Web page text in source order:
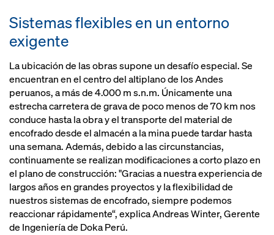
Sistemas flexibles en un entorno
exigente
La ubicación de las obras supone un desafío especial. Se
encuentran en el centro del altiplano de los Andes
peruanos, a más de 4.000 m s.n.m. Únicamente una
estrecha carretera de grava de poco menos de 70 km nos
conduce hasta la obra y el transporte del material de
encofrado desde el almacén a la mina puede tardar hasta
una semana. Además, debido a las circunstancias,
continuamente se realizan modificaciones a corto plazo en
el plano de construcción: "Gracias a nuestra experiencia de
largos años en grandes proyectos y la flexibilidad de
nuestros sistemas de encofrado, siempre podemos
reaccionar rápidamente“, explica Andreas Winter, Gerente
de Ingeniería de Doka Perú.